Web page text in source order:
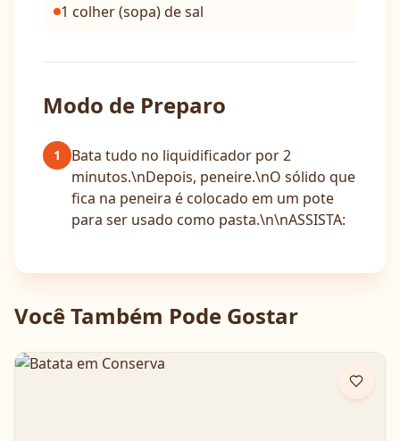
1 colher (sopa) de sal
Modo de Preparo
1
Bata tudo no liquidificador por 2
minutos.\nDepois, peneire.\nO sólido que
fica na peneira é colocado em um pote
para ser usado como pasta.\n\nASSISTA:
Você Também Pode Gostar